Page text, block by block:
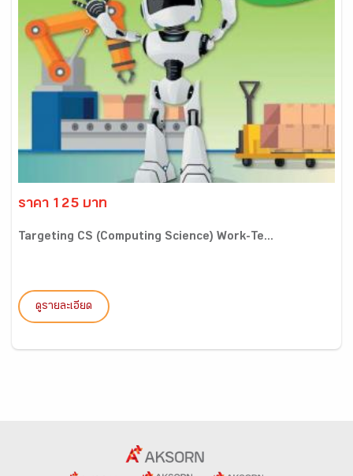
ราคา 125 บาท
Targeting CS (Computing Science) Work-Te...
ดูรายละเอียด